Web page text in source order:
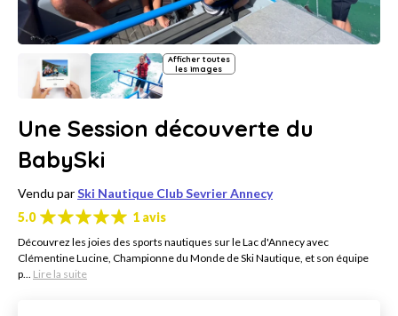
Afficher toutes
les images
Une Session découverte du
BabySki
Vendu parSki Nautique Club Sevrier Annecy
5.0
1 avis
Découvrez les joies des sports nautiques sur le Lac d'Annecy avec
Clémentine Lucine, Championne du Monde de Ski Nautique, et son équipe
p... Lire la suite